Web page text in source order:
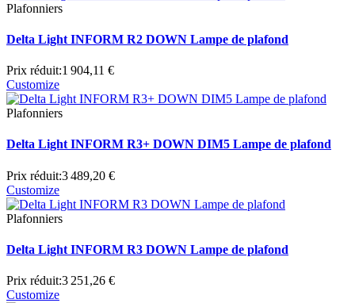
Plafonniers
Delta Light INFORM R2 DOWN Lampe de plafond
Prix réduit:1 904,11 €
Customize
Plafonniers
Delta Light INFORM R3+ DOWN DIM5 Lampe de plafond
Prix réduit:3 489,20 €
Customize
Plafonniers
Delta Light INFORM R3 DOWN Lampe de plafond
Prix réduit:3 251,26 €
Customize